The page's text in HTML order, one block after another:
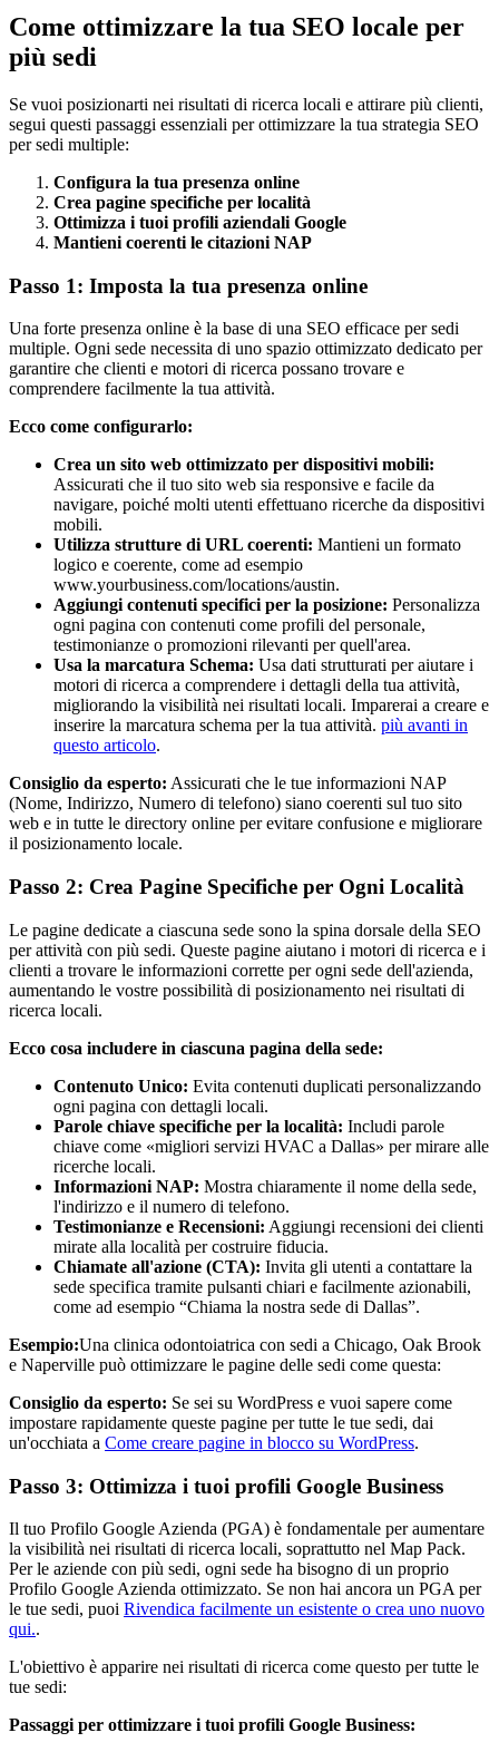
Come ottimizzare la tua SEO locale per
più sedi
Se vuoi posizionarti nei risultati di ricerca locali e attirare più clienti,
segui questi passaggi essenziali per ottimizzare la tua strategia SEO
per sedi multiple:
Configura la tua presenza online
Crea pagine specifiche per località
Ottimizza i tuoi profili aziendali Google
Mantieni coerenti le citazioni NAP
Passo 1: Imposta la tua presenza online
Una forte presenza online è la base di una SEO efficace per sedi
multiple. Ogni sede necessita di uno spazio ottimizzato dedicato per
garantire che clienti e motori di ricerca possano trovare e
comprendere facilmente la tua attività.
Ecco come configurarlo:
Crea un sito web ottimizzato per dispositivi mobili:
Assicurati che il tuo sito web sia responsive e facile da
navigare, poiché molti utenti effettuano ricerche da dispositivi
mobili.
Utilizza strutture di URL coerenti: Mantieni un formato
logico e coerente, come ad esempio
www.yourbusiness.com/locations/austin.
Aggiungi contenuti specifici per la posizione: Personalizza
ogni pagina con contenuti come profili del personale,
testimonianze o promozioni rilevanti per quell'area.
Usa la marcatura Schema: Usa dati strutturati per aiutare i
motori di ricerca a comprendere i dettagli della tua attività,
migliorando la visibilità nei risultati locali. Imparerai a creare e
inserire la marcatura schema per la tua attività. più avanti in
questo articolo.
Consiglio da esperto: Assicurati che le tue informazioni NAP
(Nome, Indirizzo, Numero di telefono) siano coerenti sul tuo sito
web e in tutte le directory online per evitare confusione e migliorare
il posizionamento locale.
Passo 2: Crea Pagine Specifiche per Ogni Località
Le pagine dedicate a ciascuna sede sono la spina dorsale della SEO
per attività con più sedi. Queste pagine aiutano i motori di ricerca e i
clienti a trovare le informazioni corrette per ogni sede dell'azienda,
aumentando le vostre possibilità di posizionamento nei risultati di
ricerca locali.
Ecco cosa includere in ciascuna pagina della sede:
Contenuto Unico: Evita contenuti duplicati personalizzando
ogni pagina con dettagli locali.
Parole chiave specifiche per la località: Includi parole
chiave come «migliori servizi HVAC a Dallas» per mirare alle
ricerche locali.
Informazioni NAP: Mostra chiaramente il nome della sede,
l'indirizzo e il numero di telefono.
Testimonianze e Recensioni: Aggiungi recensioni dei clienti
mirate alla località per costruire fiducia.
Chiamate all'azione (CTA): Invita gli utenti a contattare la
sede specifica tramite pulsanti chiari e facilmente azionabili,
come ad esempio “Chiama la nostra sede di Dallas”.
Esempio:Una clinica odontoiatrica con sedi a Chicago, Oak Brook
e Naperville può ottimizzare le pagine delle sedi come questa:
Consiglio da esperto: Se sei su WordPress e vuoi sapere come
impostare rapidamente queste pagine per tutte le tue sedi, dai
un'occhiata a Come creare pagine in blocco su WordPress.
Passo 3: Ottimizza i tuoi profili Google Business
Il tuo Profilo Google Azienda (PGA) è fondamentale per aumentare
la visibilità nei risultati di ricerca locali, soprattutto nel Map Pack.
Per le aziende con più sedi, ogni sede ha bisogno di un proprio
Profilo Google Azienda ottimizzato. Se non hai ancora un PGA per
le tue sedi, puoi Rivendica facilmente un esistente o crea uno nuovo
qui..
L'obiettivo è apparire nei risultati di ricerca come questo per tutte le
tue sedi:
Passaggi per ottimizzare i tuoi profili Google Business: